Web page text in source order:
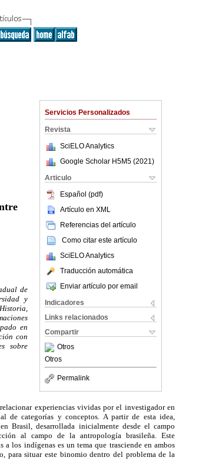
Servicios Personalizados
Revista
SciELO Analytics
Google Scholar H5M5 (2021 )
Articulo
Español (pdf)
Artículo en XML
Referencias del artículo
Como citar este artículo
SciELO Analytics
Traducción automática
Enviar artículo por email
Indicadores
Links relacionados
Compartir
Otros
Otros
Permalink
de
y
en
con
sobre
experiencias vividas por el investigador en
de categorías y conceptos. A partir de esta idea,
Brasil, desarrollada inicialmente desde el campo
al campo de la antropología brasileña. Este
los indígenas es un tema que trasciende en ambos
para situar este binomio dentro del problema de la